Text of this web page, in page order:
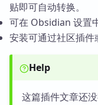
贴即可自动转换。
可在 Obsidian 设置
安装可通过社区插件
Help
这篇插件文章还